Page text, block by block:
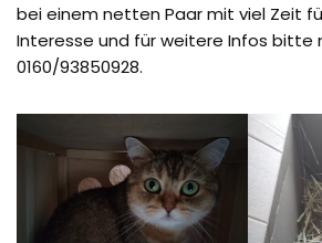
bei einem netten Paar mit viel Zeit
Interesse und für weitere Infos bitte
0160/93850928.